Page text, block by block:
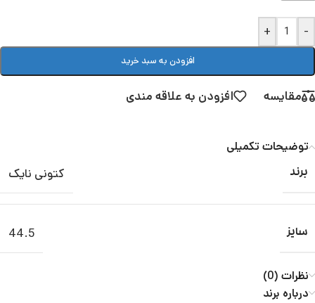
-
+
افزودن به سبد خرید
مقایسه افزودن به علاقه مندی
توضیحات تکمیلی
برند کتونی نایک
سایز 44.5
نظرات (0)
درباره برند